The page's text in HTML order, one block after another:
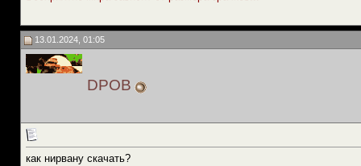
13.01.2024, 01:05
DPOB
как нирвану скачать?